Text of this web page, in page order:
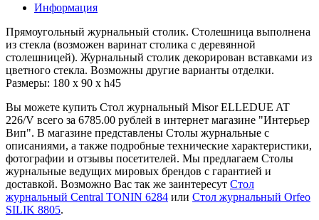
Информация
Прямоугольный журнальный столик. Столешница выполнена
из стекла (возможен варинат столика с деревянной
столешницей). Журнальный столик декорирован вставками из
цветного стекла. Возможны другие варианты отделки.
Размеры: 180 x 90 x h45
Вы можете купить Стол журнальный Misor ELLEDUE AT
226/V всего за 6785.00 рублей в интернет магазине "Интерьер
Вип". В магазине представлены Столы журнальные с
описаниями, а также подробные технические характеристики,
фотографии и отзывы посетителей. Мы предлагаем Столы
журнальные ведущих мировых брендов с гарантией и
доставкой. Возможно Вас так же заинтересут Стол
журнальный Central TONIN 6284 или Стол журнальный Orfeo
SILIK 8805.